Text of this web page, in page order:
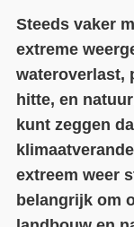
Steeds vaker
extreme
wateroverlast,
hitte, en
kunt zeggen
extreem weer
belangrijk om